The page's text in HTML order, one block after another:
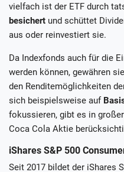
vielfach ist der ETF durch
besichert und schüttet
aus oder reinvestiert sie.
Da Indexfonds auch für die
werden können, gewähren
den Renditemöglichkeiten
sich beispielsweise auf
fokussieren, gibt es in
Coca Cola Aktie
iShares S&P 500
Seit 2017 bildet der iShares